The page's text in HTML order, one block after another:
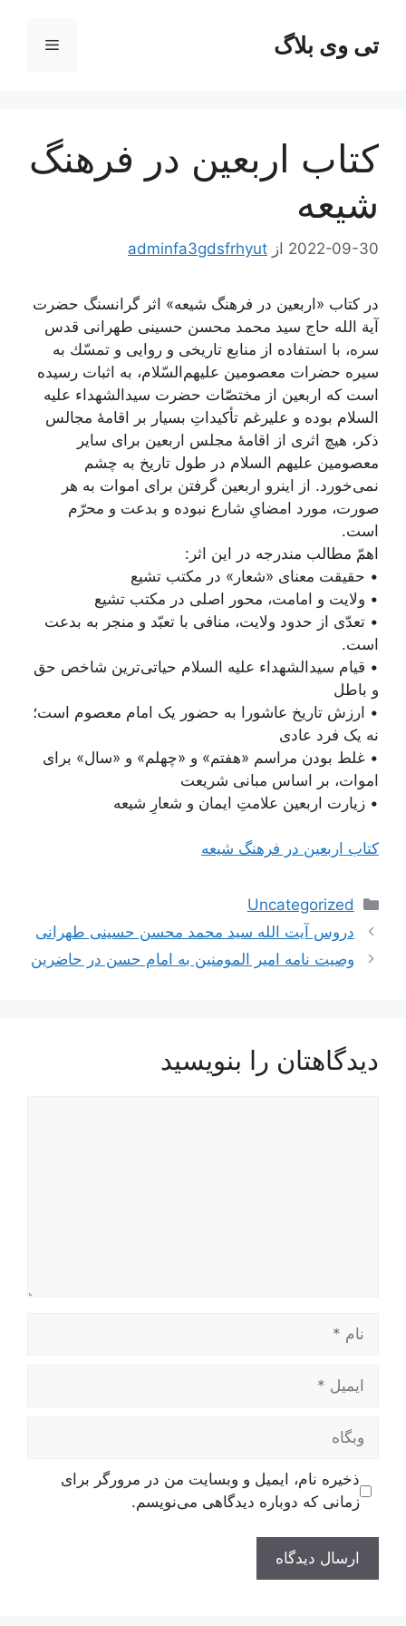
محتواتی وی بلاگ فهرست
کتاب اربعین در فرهنگ
شیعه
2022-09-30 از adminfa3gdsfrhyut
در کتاب «اربعین در فرهنگ شیعه» اثر گرانسنگ حضرت
آیة الله حاج سید محمد محسن حسینی طهرانی قدس
سره، با استفاده از منابع تاريخى و روايى و تمسّك به
سيره حضرات معصومين عليهم‌‏السّلام، به اثبات رسیده
است که اربعین از مختصّات حضرت سیدالشهداء علیه
السلام بوده و علیرغم تأکیداتِ بسیار بر اقامۀ مجالس
ذکر، هیچ اثری از اقامۀ مجلس اربعین براى ساير
معصومین علیهم السلام در طول تاریخ به چشم
نمى‌‏خورد. از اینرو اربعين گرفتن براى اموات به هر
صورت، مورد امضایِ شارع نبوده و بدعت و محرّم
است.
اهمّ مطالب مندرجه در این اثر:
• حقیقت معنای «شعار» در مکتب تشیع
• ولایت و امامت، محور اصلی در مکتب تشیع
• تعدّی از حدود ولایت، منافی با تعبّد و منجر به بدعت
است.
• قیام سیدالشهداء علیه السلام حیاتی‌ترین شاخص حق
و باطل
• ارزش تاریخ عاشورا به حضور یک امام معصوم است؛
نه یک فرد عادی
• غلط بودن مراسم «هفتم» و «چهلم» و «سال» برای
اموات، بر اساس مبانی شریعت
• زیارت اربعین علامتِ ایمان و شعارِ شیعه
کتاب اربعین در فرهنگ شیعه
دسته‌ها
Uncategorized
ناوبری
نوشته‌ها
دروس آیت الله سید محمد محسن حسینی طهرانی
وصیت نامه امیر المومنین به امام حسن در حاضرین
دیدگاهتان را بنویسید
ایمیل
وبگاه
ذخیره نام، ایمیل و وبسایت من در مرورگر برای
زمانی که دوباره دیدگاهی می‌نویسم.